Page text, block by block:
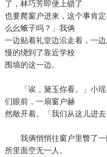
了，林巧芳即便上锁了
也要爬窗户进来，这个事肯
么幺蛾子吗？」我俩
一边贴着礼堂边沿走着，一
慢的绕到了靠近学校
围墙的这一边。
「诶，黛玉你看。」小瑶
们眼前，一扇窗户赫
然敞开着。「我们从这儿进去
我俩悄悄往窗户里瞥了一
所里面空无一人。